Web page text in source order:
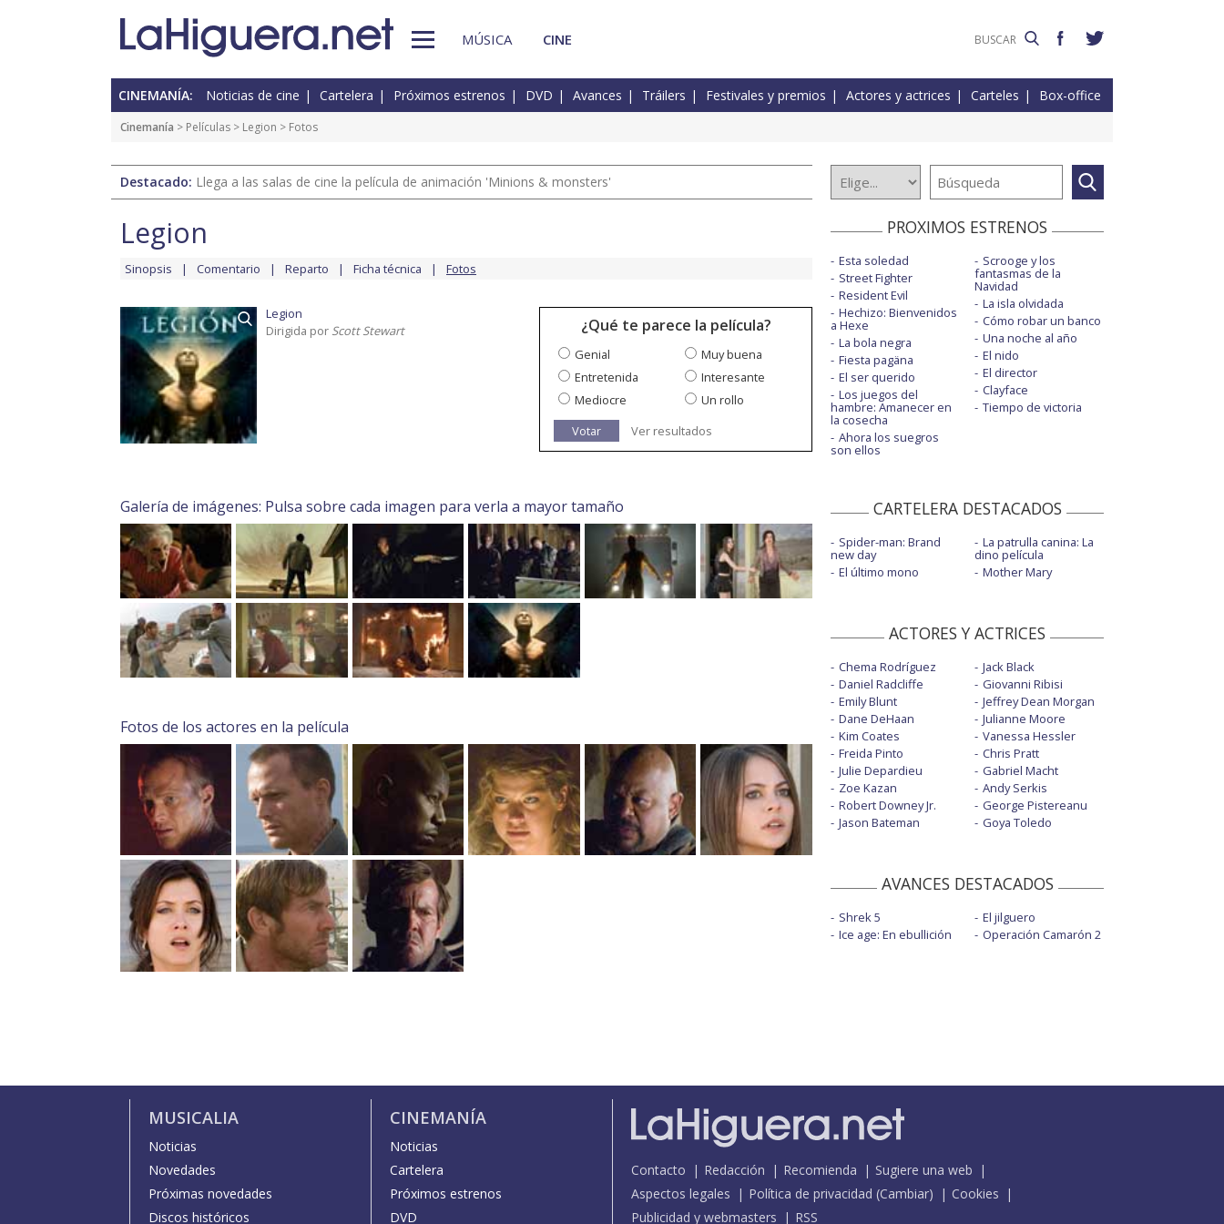
MÚSICA CINE
CINEMANÍA: Noticias de cine Cartelera Próximos estrenos DVD Avances Tráilers Festivales y premios Actores y actrices Carteles Box-office
Cinemanía > Películas > Legion > Fotos
Destacado: Llega a las salas de cine la película de animación 'Minions & monsters'
Legion
Sinopsis Comentario Reparto Ficha técnica Fotos
Legion
Dirigida por Scott Stewart ¿Qué te parece la película?
Genial
Muy buena
Entretenida
Interesante
Mediocre
Un rollo
Votar
Ver resultados
Galería de imágenes: Pulsa sobre cada imagen para verla a mayor tamaño
Fotos de los actores en la película
PROXIMOS ESTRENOS
Esta soledad
Street Fighter
Resident Evil
Hechizo: Bienvenidos
a Hexe
La bola negra
Fiesta pagäna
El ser querido
Los juegos del
hambre: Amanecer en
la cosecha
Ahora los suegros
son ellos
Scrooge y los
fantasmas de la
Navidad
La isla olvidada
Cómo robar un banco
Una noche al año
El nido
El director
Clayface
Tiempo de victoria
CARTELERA DESTACADOS
Spider-man: Brand
new day
El último mono
La patrulla canina: La
dino película
Mother Mary
ACTORES Y ACTRICES
Chema Rodríguez
Daniel Radcliffe
Emily Blunt
Dane DeHaan
Kim Coates
Freida Pinto
Julie Depardieu
Zoe Kazan
Robert Downey Jr.
Jason Bateman
Jack Black
Giovanni Ribisi
Jeffrey Dean Morgan
Julianne Moore
Vanessa Hessler
Chris Pratt
Gabriel Macht
Andy Serkis
George Pistereanu
Goya Toledo
AVANCES DESTACADOS
Shrek 5
Ice age: En ebullición
El jilguero
Operación Camarón 2
MUSICALIA
Noticias
Novedades
Próximas novedades
Discos históricos
CINEMANÍA
Noticias
Cartelera
Próximos estrenos
DVD
Contacto Redacción Recomienda
Sugiere una web
Aspectos legales
Política de privacidad (Cambiar)
Cookies
Publicidad y webmasters
RSS